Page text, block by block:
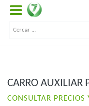
CARRO AUXILIAR
CONSULTAR